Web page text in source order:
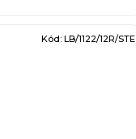
Kód: LB/1122/12R/STE